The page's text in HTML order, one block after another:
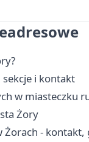
sekcje i kontakt
w miasteczku
Żory
-